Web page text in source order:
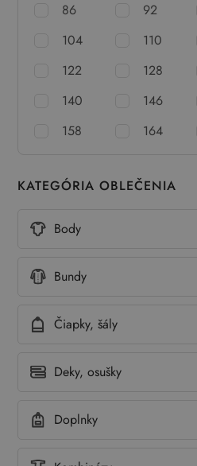
86
92
104
110
122
128
140
146
158
164
KATEGÓRIA OBLEČENIA
Body
Bundy
Čiapky, šály
Deky, osušky
Doplnky